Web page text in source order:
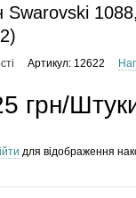
Swarovski
Артикул: 12622
грн/
для відображення